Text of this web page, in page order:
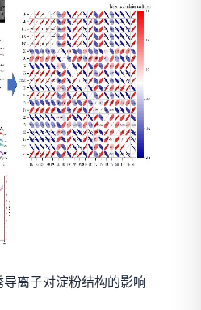
导离子对淀粉结构的影响